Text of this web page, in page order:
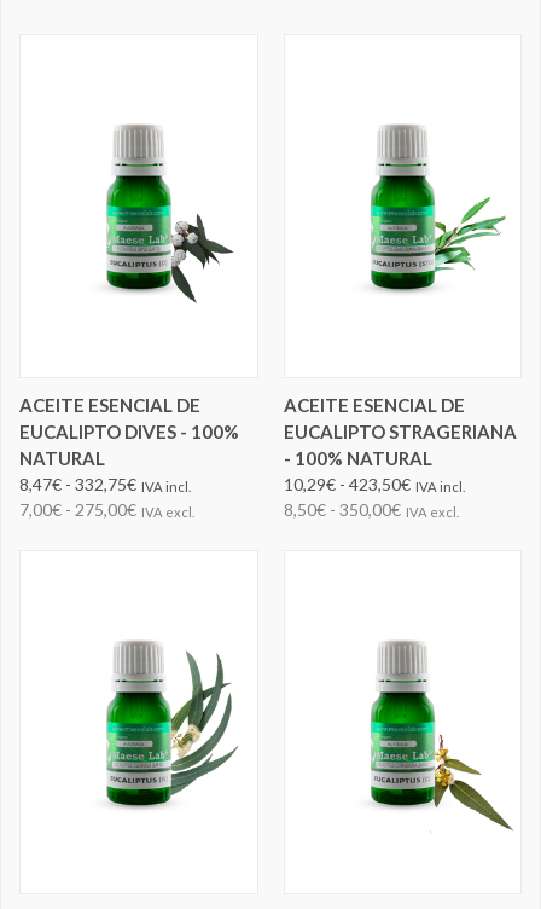
ACEITE ESENCIAL DE
EUCALIPTO DIVES - 100%
NATURAL
8,47€ - 332,75€ IVA incl.
7,00€ - 275,00€ IVA excl.
ACEITE ESENCIAL DE
EUCALIPTO STRAGERIANA
- 100% NATURAL
10,29€ - 423,50€ IVA incl.
8,50€ - 350,00€ IVA excl.